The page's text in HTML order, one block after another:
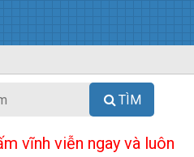
TÌM
vĩnh viễn ngay và luôn